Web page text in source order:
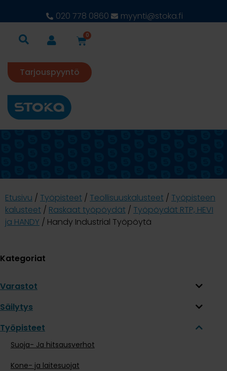
020 778 0860 myynti@stoka.fi
0
Tarjouspyyntö
Etusivu / Työpisteet / Teollisuuskalusteet / Työpisteen
kalusteet / Raskaat työpöydät / Työpöydät RTP, HEVI
ja HANDY / Handy Industrial Työpöytä
Kategoriat
Varastot
Säilytys
Työpisteet
Suoja- Ja hitsausverhot
Kone- ja laitesuojat